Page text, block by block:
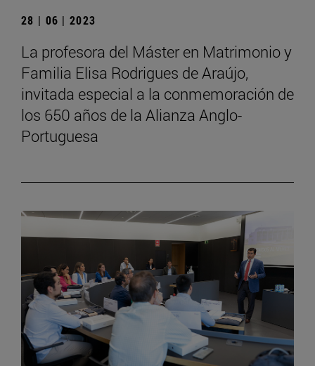
28 | 06 | 2023
La profesora del Máster en Matrimonio y
Familia Elisa Rodrigues de Araújo,
invitada especial a la conmemoración de
los 650 años de la Alianza Anglo-
Portuguesa